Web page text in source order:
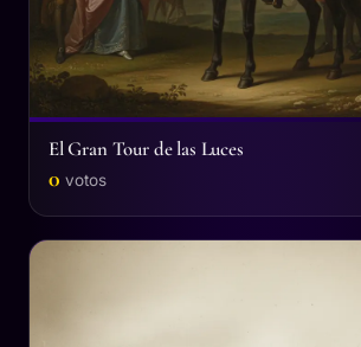
El Gran Tour de las Luces
0 votos